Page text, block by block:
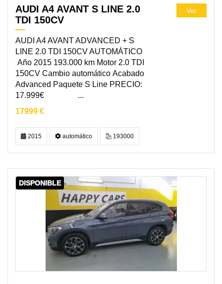
AUDI A4 AVANT S LINE 2.0
TDI 150CV
AUDI A4 AVANT ADVANCED + S
LINE 2.0 TDI 150CV AUTOMÁTICO
Año 2015 193.000 km Motor 2.0 TDI
150CV Cambio automático Acabado
Advanced Paquete S Line PRECIO:
17.999€ ...
17999 €
Ver
2015 automático 193000
DISPONIBLE